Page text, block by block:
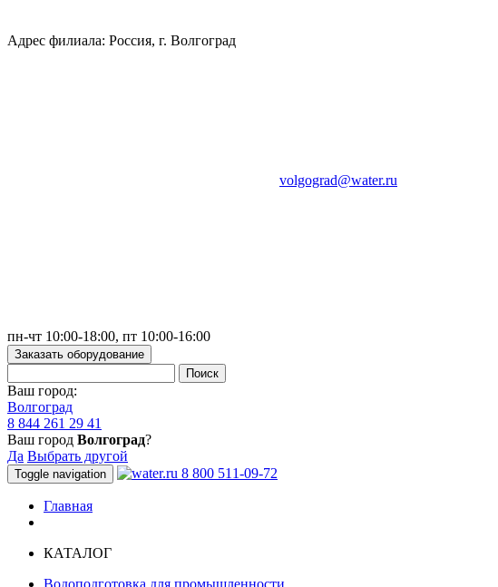
Адрес филиала: Россия, г. Волгоград
volgograd@water.ru
пн-чт 10:00-18:00, пт 10:00-16:00
Заказать оборудование
Ваш город:
Волгоград
8 844 261 29 41
Ваш город Волгоград?
Да Выбрать другой
Toggle navigation 8 800 511-09-72
Главная
КАТАЛОГ
Водоподготовка для промышленности